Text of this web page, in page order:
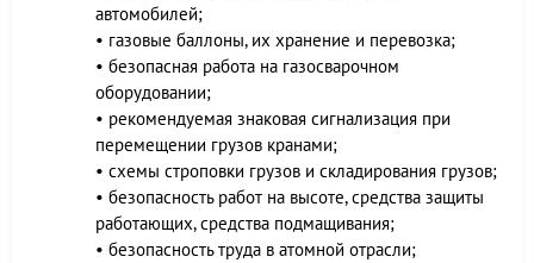
автомобилей;
• газовые баллоны, их хранение и перевозка;
• безопасная работа на газосварочном
оборудовании;
• рекомендуемая знаковая сигнализация при
перемещении грузов кранами;
• схемы строповки грузов и складирования грузов;
• безопасность работ на высоте, средства защиты
работающих, средства подмащивания;
• безопасность труда в атомной отрасли;